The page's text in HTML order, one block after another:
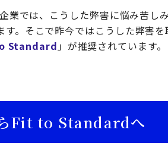
業では、こうした弊害に悩み苦し
す。そこで昨今ではこうした弊害
Standard 」が推奨されています。
Fit to Standardへ